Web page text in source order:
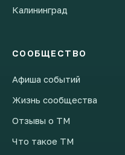
Калининград
СООБЩЕСТВО
Афиша событий
Жизнь сообщества
Отзывы о ТМ
Что такое ТМ